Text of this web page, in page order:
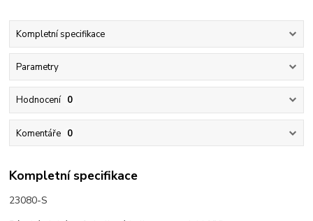
Kompletní specifikace
Parametry
Hodnocení 0
Komentáře 0
Kompletní specifikace
23080-S